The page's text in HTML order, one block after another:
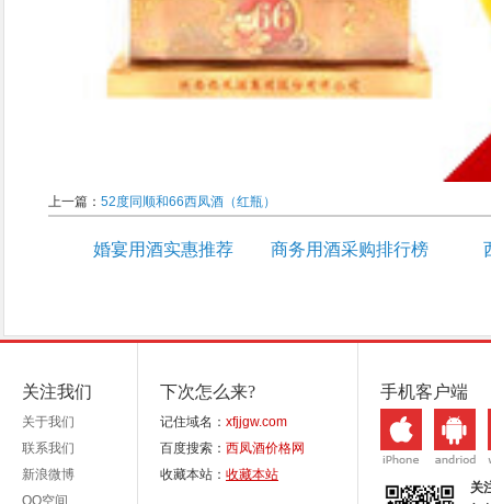
上一篇： 52度同顺和66西凤酒（红瓶）
婚宴用酒实惠推荐 商务用酒采购排行榜
关注我们
关于我们
联系我们
新浪微博
QQ空间
下次怎么来?
记住域名： xfjjgw.com
百度搜索： 西凤酒价格网
收藏本站： 收藏本站
手机客户端
关